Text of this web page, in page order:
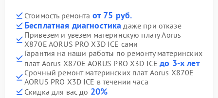
Стоимость ремонта от 75 руб.
Бесплатная диагностика даже при отказе
Привезем и увезем материнскую плату Aorus
X870E AORUS PRO X3D ICE сами
Гарантия на наши работы по ремонту материнских
плат Aorus X870E AORUS PRO X3D ICEдо 3-х лет
Срочный ремонт материнских плат Aorus X870E
AORUS PRO X3D ICE в течении часа
Скидка для вас до 20%